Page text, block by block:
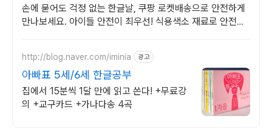
손에 묻어도 걱정 없는 한글날, 쿠팡 로켓배송으로 안전하게
만나보세요. 아이들 안전이 최우선! 식용색소 재료로 안전한
http://blog.naver.com/iminia 광고
아빠표 5세/6세 한글공부
집에서 15분씩 1달 만에 읽고 쓴다! +무료강
의 +교구카드 +가나다송 4곡